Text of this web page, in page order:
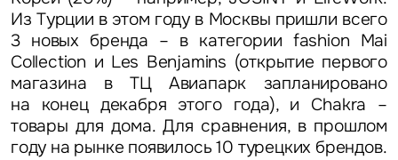
Из Турции в этом году в Москвы пришли всего
3 новых бренда – в категории fashion Mai
Collection и Les Benjamins (открытие первого
магазина в ТЦ Авиапарк запланировано
на конец декабря этого года), и Chakra –
товары для дома. Для сравнения, в прошлом
году на рынке появилось 10 турецких брендов.